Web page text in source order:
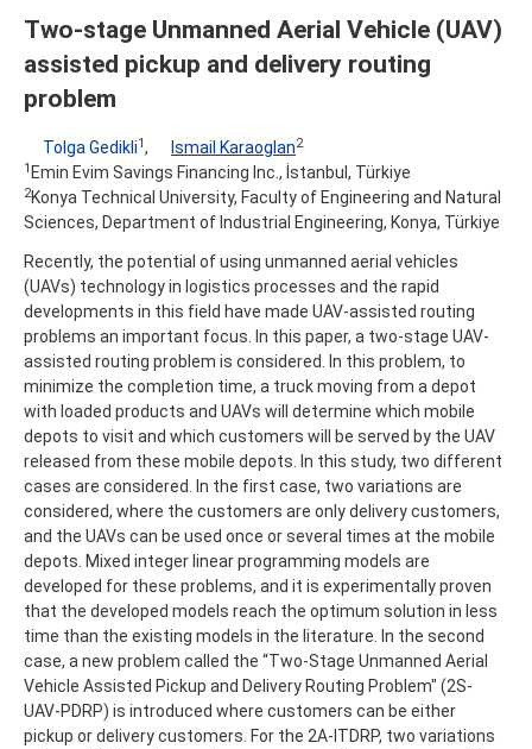
Two-stage Unmanned Aerial Vehicle (UAV)
assisted pickup and delivery routing
problem
Tolga Gedikli1, Ismail Karaoglan2
1 Emin Evim Savings Financing Inc., İstanbul, Türkiye
2Konya Technical University, Faculty of Engineering and Natural
Sciences, Department of Industrial Engineering, Konya, Türkiye
Recently, the potential of using unmanned aerial vehicles
(UAVs) technology in logistics processes and the rapid
developments in this field have made UAV-assisted routing
problems an important focus. In this paper, a two-stage UAV-
assisted routing problem is considered. In this problem, to
minimize the completion time, a truck moving from a depot
with loaded products and UAVs will determine which mobile
depots to visit and which customers will be served by the UAV
released from these mobile depots. In this study, two different
cases are considered. In the first case, two variations are
considered, where the customers are only delivery customers,
and the UAVs can be used once or several times at the mobile
depots. Mixed integer linear programming models are
developed for these problems, and it is experimentally proven
that the developed models reach the optimum solution in less
time than the existing models in the literature. In the second
case, a new problem called the “Two-Stage Unmanned Aerial
Vehicle Assisted Pickup and Delivery Routing Problem" (2S-
UAV-PDRP) is introduced where customers can be either
pickup or delivery customers. For the 2A-ITDRP, two variations